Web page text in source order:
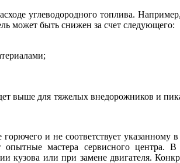
углеводородного топлива.
может быть снижен за счет следующего:
выше для тяжелых внедорожников и
и не соответствует указанному
мастера сервисного центра.
кузова или при замене двигателя.